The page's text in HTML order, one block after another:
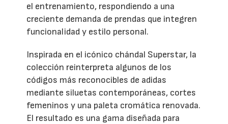
el entrenamiento, respondiendo a una
creciente demanda de prendas que integren
funcionalidad y estilo personal.
Inspirada en el icónico chándal Superstar, la
colección reinterpreta algunos de los
códigos más reconocibles de adidas
mediante siluetas contemporáneas, cortes
femeninos y una paleta cromática renovada.
El resultado es una gama diseñada para